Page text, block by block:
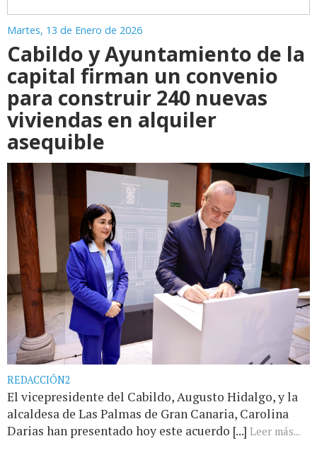
Martes, 13 de Enero de 2026
Cabildo y Ayuntamiento de la
capital firman un convenio
para construir 240 nuevas
viviendas en alquiler
asequible
REDACCIÓN2
El vicepresidente del Cabildo, Augusto Hidalgo, y la
alcaldesa de Las Palmas de Gran Canaria, Carolina
Darias han presentado hoy este acuerdo [...] Leer más...